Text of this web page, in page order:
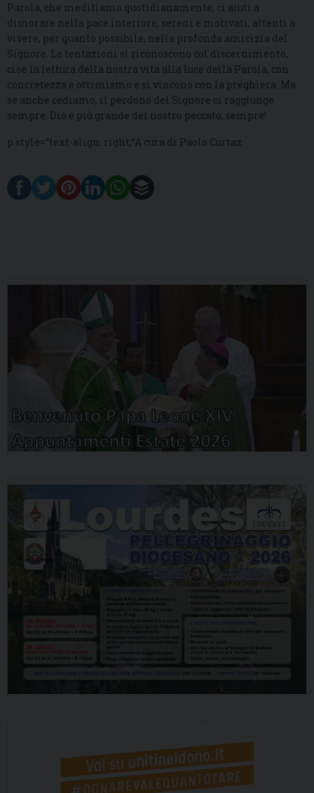
Parola, che meditiamo quotidianamente, ci aiuti a
dimorare nella pace interiore, sereni e motivati, attenti a
vivere, per quanto possibile, nella profonda amicizia del
Signore. Le tentazioni si riconoscono col discernimento,
cioè la lettura della nostra vita alla luce della Parola, con
concretezza e ottimismo e si vincono con la preghiera. Ma
se anche cediamo, il perdono del Signore ci raggiunge
sempre. Dio è più grande del nostro peccato, sempre!
p style=“text-align: right;”A cura di Paolo Curtaz